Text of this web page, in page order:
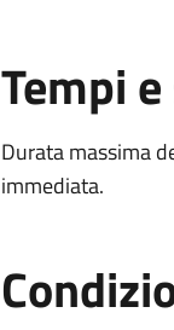
Tempi
Durata massima
immediata.